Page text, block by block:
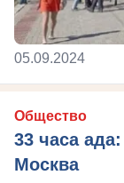
05.09.2024
Общество
33 часа
Москва